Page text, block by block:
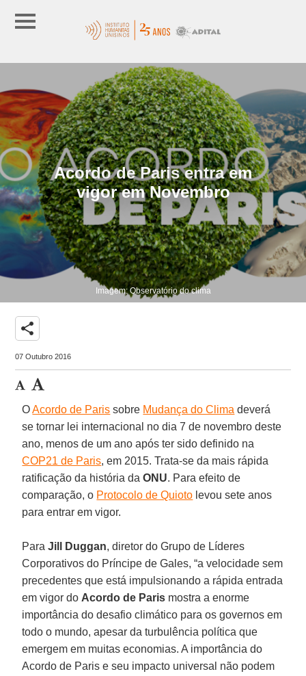
Acordo de Paris entra em
vigor em Novembro
Imagem: Observatório do clima
share
07 Outubro 2016
OAcordo de Paris sobre Mudança do Clima deverá
se tornar lei internacional no dia 7 de novembro deste
ano, menos de um ano após ter sido definido na
COP21 de Paris, em 2015. Trata-se da mais rápida
ratificação da história daONU. Para efeito de
comparação, o Protocolo de Quioto levou sete anos
para entrar em vigor.
ParaJill Duggan, diretor do Grupo de Líderes
Corporativos do Príncipe de Gales, “a velocidade sem
precedentes que está impulsionando a rápida entrada
em vigor do Acordo de Paris mostra a enorme
importância do desafio climático para os governos em
todo o mundo, apesar da turbulência política que
emergem em muitas economias. A importância do
Acordo de Paris e seu impacto universal não podem